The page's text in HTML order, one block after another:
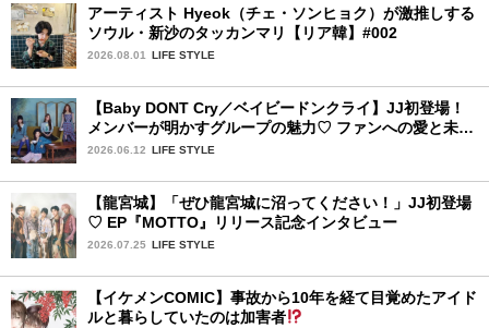
アーティスト Hyeok（チェ・ソンヒョク）が激推しする
ソウル・新沙のタッカンマリ【リア韓】#002
2026.08.01 LIFE STYLE
【Baby DONT Cry／ベイビードンクライ】JJ初登場！
メンバーが明かすグループの魅力♡ ファンへの愛と未来
の夢
2026.06.12 LIFE STYLE
【龍宮城】「ぜひ龍宮城に沼ってください！」JJ初登場
♡ EP『MOTTO』リリース記念インタビュー
2026.07.25 LIFE STYLE
【イケメンCOMIC】事故から10年を経て目覚めたアイド
ルと暮らしていたのは加害者